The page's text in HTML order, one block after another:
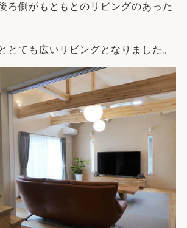
ろ側がもともとのリビングのあった
とても広いリビングとなりました。